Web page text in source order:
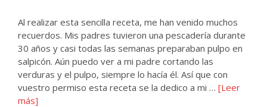
Al realizar esta sencilla receta, me han venido muchos
recuerdos. Mis padres tuvieron una pescadería durante
30 años y casi todas las semanas preparaban pulpo en
salpicón. Aún puedo ver a mi padre cortando las
verduras y el pulpo, siempre lo hacía él. Así que con
vuestro permiso esta receta se la dedico a mi … [Leer
más]